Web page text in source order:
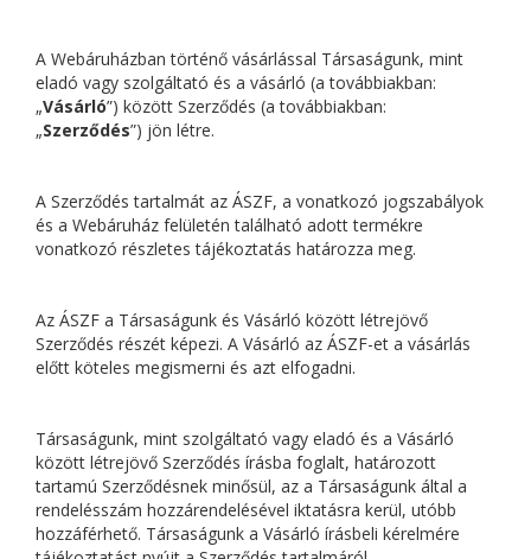
A Webáruházban történő vásárlással Társaságunk, mint
eladó vagy szolgáltató és a vásárló (a továbbiakban:
„Vásárló”) között Szerződés (a továbbiakban:
„Szerződés”) jön létre.
A Szerződés tartalmát az ÁSZF, a vonatkozó jogszabályok
és a Webáruház felületén található adott termékre
vonatkozó részletes tájékoztatás határozza meg.
Az ÁSZF a Társaságunk és Vásárló között létrejövő
Szerződés részét képezi. A Vásárló az ÁSZF-et a vásárlás
előtt köteles megismerni és azt elfogadni.
Társaságunk, mint szolgáltató vagy eladó és a Vásárló
között létrejövő Szerződés írásba foglalt, határozott
tartamú Szerződésnek minősül, az a Társaságunk által a
rendelésszám hozzárendelésével iktatásra kerül, utóbb
hozzáférhető. Társaságunk a Vásárló írásbeli kérelmére